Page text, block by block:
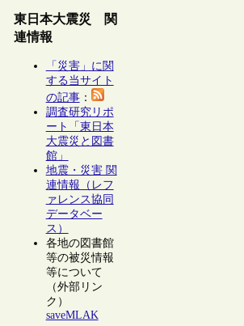
東日本大震災 関
連情報
「災害」に関
する当サイト
の記事：
調査研究リポ
ート「東日本
大震災と図書
館」
地震・災害 関
連情報（レフ
ァレンス協同
データベー
ス）
各地の図書館
等の被災情報
等について
（外部リン
ク）
saveMLAK